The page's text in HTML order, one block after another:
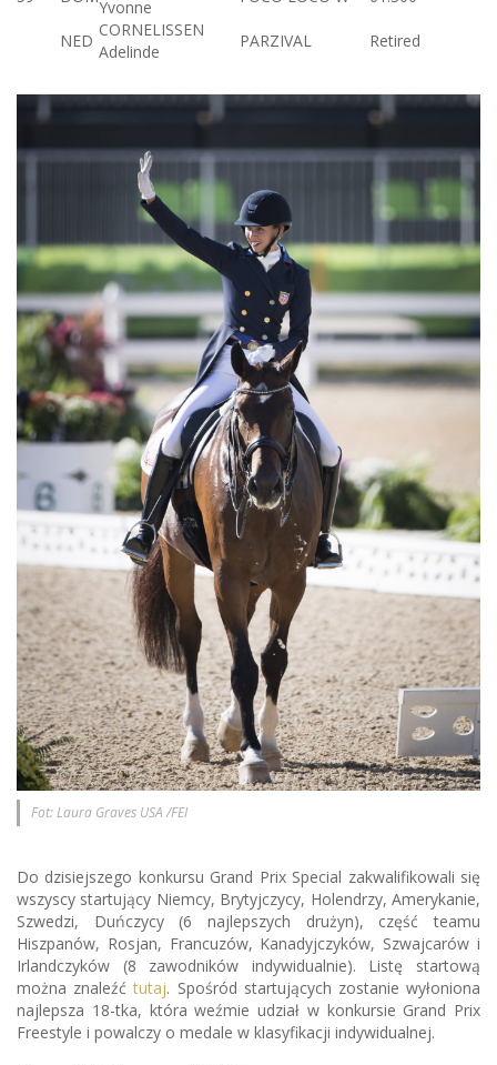
Yvonne
NED
CORNELISSEN
Adelinde
PARZIVAL Retired
Fot: Laura Graves USA /FEI
Do dzisiejszego konkursu Grand Prix Special zakwalifikowali się
wszyscy startujący Niemcy, Brytyjczycy, Holendrzy, Amerykanie,
Szwedzi, Duńczycy (6 najlepszych drużyn), część teamu
Hiszpanów, Rosjan, Francuzów, Kanadyjczyków, Szwajcarów i
Irlandczyków (8 zawodników indywidualnie). Listę startową
można znaleźćtutaj. Spośród startujących zostanie wyłoniona
najlepsza 18-tka, która weźmie udział w konkursie Grand Prix
Freestyle i powalczy o medale w klasyfikacji indywidualnej.